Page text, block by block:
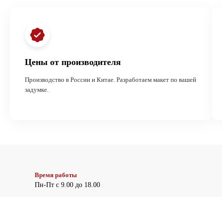
Цены от производителя
Производство в России и Китае. Разработаем макет по вашей
задумке.
Время работы
Пн-Пт с 9.00 до 18.00